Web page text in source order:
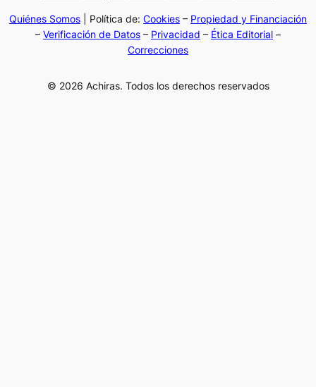
Quiénes Somos | Política de: Cookies – Propiedad y Financiación
– Verificación de Datos – Privacidad – Ética Editorial –
Correcciones
© 2026 Achiras. Todos los derechos reservados